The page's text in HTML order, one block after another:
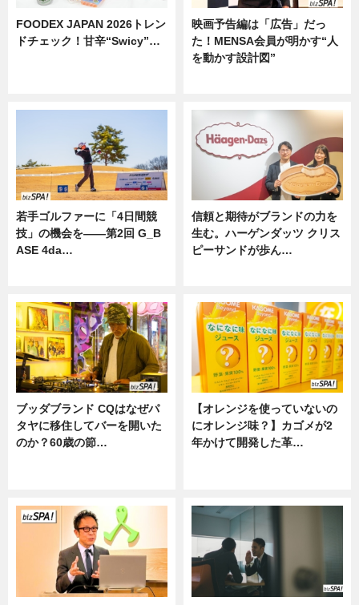
FOODEX JAPAN 2026トレン
ドチェック！甘辛“Swicy”…
映画予告編は「広告」だっ
た！MENSA会員が明かす“人
を動かす設計図”
若手ゴルファーに「4日間競
技」の機会を——第2回 G_B
ASE 4da…
信頼と期待がブランドの力を
生む。ハーゲンダッツ クリス
ピーサンドが歩ん…
ブッダブランド CQはなぜパ
タヤに移住してバーを開いた
のか？60歳の節…
【オレンジを使っていないの
にオレンジ味？】カゴメが2
年かけて開発した革…